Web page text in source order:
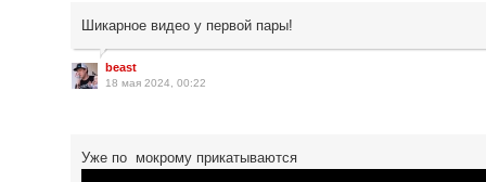
Шикарное видео у первой пары!
beast
18 мая 2024, 00:22
Уже по мокрому прикатываются